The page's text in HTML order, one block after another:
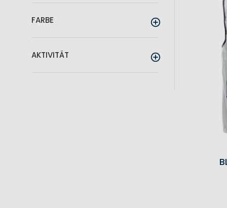
FARBE
AKTIVITÄT